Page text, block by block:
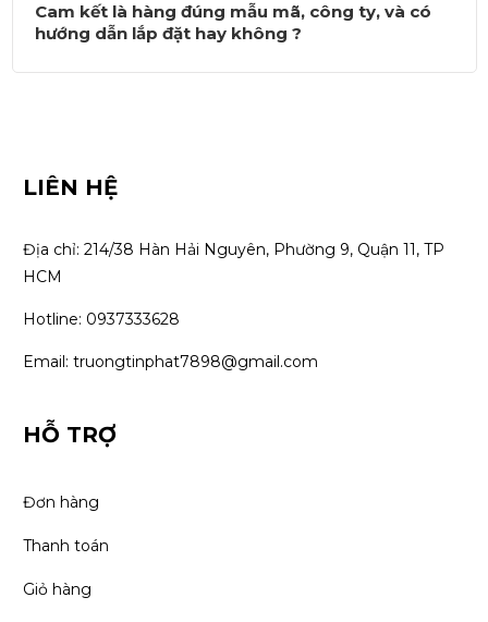
Cam kết là hàng đúng mẫu mã, công ty, và có
hướng dẫn lắp đặt hay không ?
LIÊN HỆ
Địa chỉ: 214/38 Hàn Hải Nguyên, Phường 9, Quận 11, TP
HCM
Hotline: 0937333628
Email: truongtinphat7898@gmail.com
HỖ TRỢ
Đơn hàng
Thanh toán
Giỏ hàng